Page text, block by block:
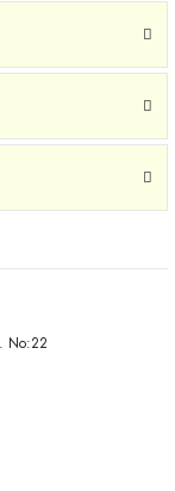
No:22